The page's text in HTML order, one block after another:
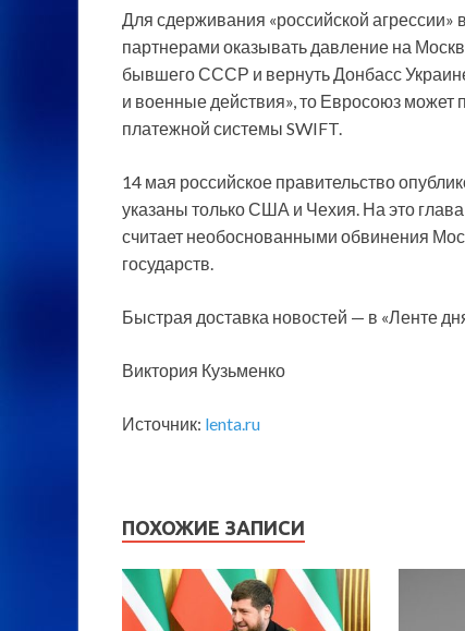
Для сдерживания «российской
партнерами оказывать давление на
бывшего СССР и вернуть Донбасс
и военные действия», то Евросоюз может
платежной системы SWIFT.
14 мая российское правительство
указаны только США и Чехия. На это
считает необоснованными обвинения
государств.
Быстрая доставка новостей — в «Ленте
Виктория Кузьменко
Источник: lenta.ru
ПОХОЖИЕ ЗАПИСИ